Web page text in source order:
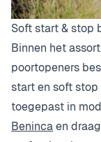
Soft start & stop
Binnen het
poortopeners
start en soft
toegepast in
Benincaen